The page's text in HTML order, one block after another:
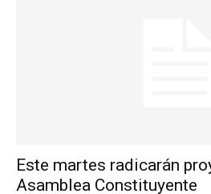
Este martes radicarán
Asamblea Constituyente